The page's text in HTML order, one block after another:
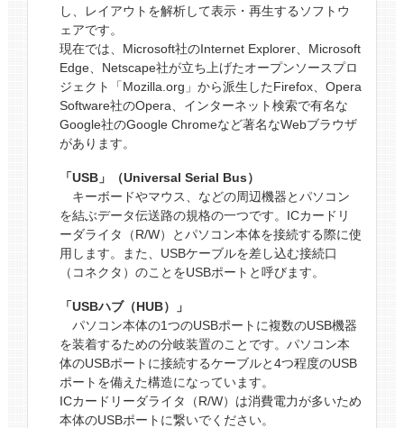
し、レイアウトを解析して表示・再生するソフトウ
ェアです。
現在では、Microsoft社のInternet Explorer、Microsoft
Edge、Netscape社が立ち上げたオープンソースプロ
ジェクト「Mozilla.org」から派生したFirefox、Opera
Software社のOpera、インターネット検索で有名な
Google社のGoogle Chromeなど著名なWebブラウザ
があります。
「USB」（Universal Serial Bus）
キーボードやマウス、などの周辺機器とパソコン
を結ぶデータ伝送路の規格の一つです。ICカードリ
ーダライタ（R/W）とパソコン本体を接続する際に使
用します。また、USBケーブルを差し込む接続口
（コネクタ）のことをUSBポートと呼びます。
「USBハブ（HUB）」
パソコン本体の1つのUSBポートに複数のUSB機器
を装着するための分岐装置のことです。パソコン本
体のUSBポートに接続するケーブルと4つ程度のUSB
ポートを備えた構造になっています。
ICカードリーダライタ（R/W）は消費電力が多いため
本体のUSBポートに繋いでください。